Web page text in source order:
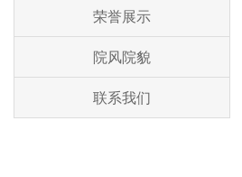
荣誉展示
院风院貌
联系我们